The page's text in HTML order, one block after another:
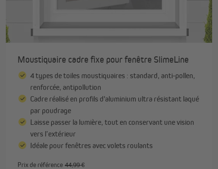
Moustiquaire cadre fixe pour fenêtre SlimeLine
4 types de toiles moustiquaires : standard, anti-pollen,
renforcée, antipollution
Cadre réalisé en profils d'aluminium ultra résistant laqué
par poudrage
Laisse passer la lumière, tout en conservant une vision
vers l’extérieur
Idéale pour fenêtres avec volets roulants
Prix de référence 44,99 €